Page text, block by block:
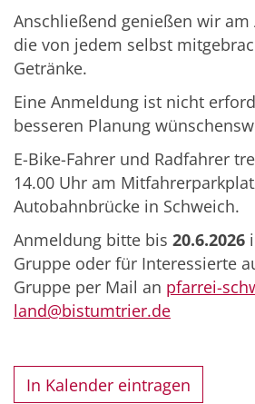
Anschließend genießen wir
die von jedem selbst
Getränke.
Eine Anmeldung ist nicht
besseren Planung
E-Bike-Fahrer und Radfahrer
14.00 Uhr am
Autobahnbrücke in Schweich.
Anmeldung bitte bis 20.6.2026
Gruppe oder für Interessierte
Gruppe per Mail an pfarrei-
land@bistumtrier.de
In Kalender eintragen